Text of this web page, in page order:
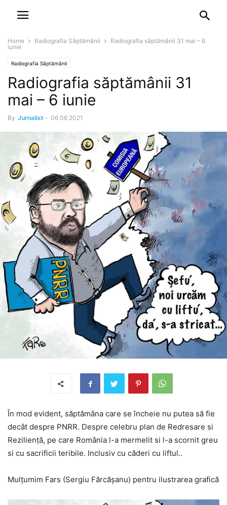
Home Radiografia Săptămânii
Radiografia săptămânii 31 mai – 6
iunie
Radiografia Săptămânii
Radiografia săptămânii 31
mai – 6 iunie
By Jurnalist - 06 06 2021
În mod evident, săptămâna care se încheie nu putea să fie
decât despre PNRR. Despre celebru plan de Redresare si
Reziliență, pe care România l-a mermelit si l-a scornit greu
si cu sacrificii teribile. Inclusiv cu căderi cu liftul..
Mulțumim Fars (Sergiu Fărcășanu) pentru ilustrarea grafică